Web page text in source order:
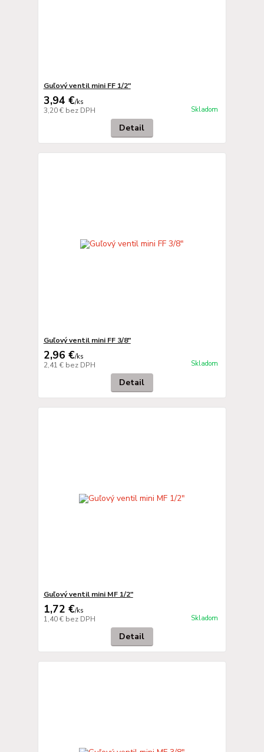
Guľový ventil mini FF 1/2"
3,94 €/ks
3,20 € bez DPH Skladom
Detail
Guľový ventil mini FF 3/8"
2,96 €/ks
2,41 € bez DPH Skladom
Detail
Guľový ventil mini MF 1/2"
1,72 €/ks
1,40 € bez DPH Skladom
Detail